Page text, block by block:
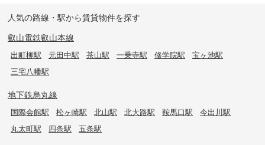
人気の路線・駅から賃貸物件を探す
叡山電鉄叡山本線
出町柳駅 元田中駅 茶山駅 一乗寺駅 修学院駅
宝ヶ池駅
三宅八幡駅
地下鉄烏丸線
国際会館駅 松ヶ崎駅 北山駅 北大路駅 鞍馬口駅
今出川駅
丸太町駅
四条駅 五条駅